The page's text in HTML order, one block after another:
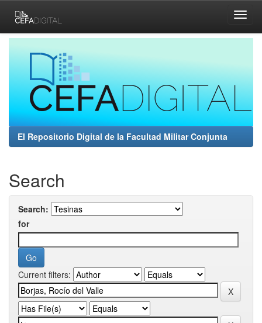
navigation
El Repositorio Digital de la Facultad Militar Conjunta
Search
Search:
for
Current filters: